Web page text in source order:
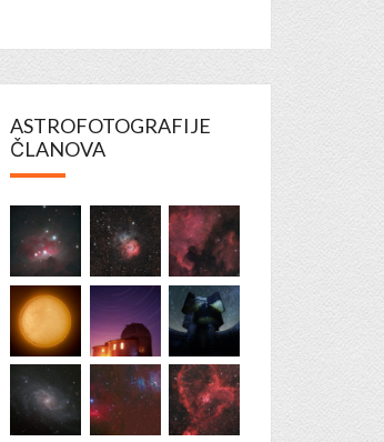
ASTROFOTOGRAFIJE
ČLANOVA